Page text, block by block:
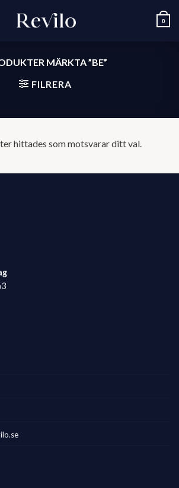
0
MÄRKTA ”BE”
FILRERA
hittades som motsvarar ditt val.